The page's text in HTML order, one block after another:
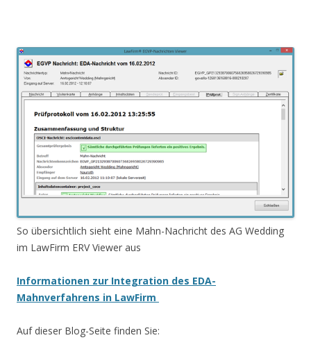
So übersichtlich sieht eine Mahn-Nachricht des AG Wedding
im LawFirm ERV Viewer aus
Informationen zur Integration des EDA-
Mahnverfahrens in LawFirm
Auf dieser Blog-Seite finden Sie: